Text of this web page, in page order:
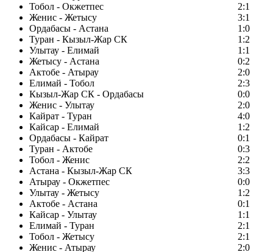
Тобол - Окжетпес
2:1
Женис - Жетысу
3:1
Ордабасы - Астана
1:0
Туран - Кызыл-Жар СК
1:2
Улытау - Елимай
1:1
Жетысу - Астана
0:2
Актобе - Атырау
2:0
Елимай - Тобол
2:3
Кызыл-Жар СК - Ордабасы
0:0
Женис - Улытау
2:0
Кайрат - Туран
4:0
Кайсар - Елимай
1:2
Ордабасы - Кайрат
0:1
Туран - Актобе
0:3
Тобол - Женис
2:2
Астана - Кызыл-Жар СК
3:3
Атырау - Окжетпес
0:0
Улытау - Жетысу
1:2
Актобе - Астана
0:1
Кайсар - Улытау
1:1
Елимай - Туран
2:1
Тобол - Жетысу
2:1
Женис - Атырау
2:0